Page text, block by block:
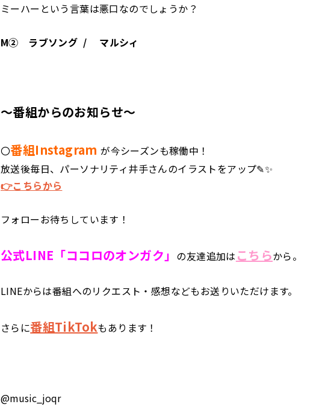
ミーハーという言葉は悪口なのでしょうか？
M② ラブソング / マルシィ
～番組からのお知らせ～
〇番組Instagramが今シーズンも稼働中！
放送後毎日、パーソナリティ井手さんのイラストをアップ✎✨
👉こちらから
フォローお待ちしています！
公式LINE「ココロのオンガク」 の友達追加は こちらから。
LINEからは番組へのリクエスト・感想などもお送りいただけます。
さらに番組TikTokもあります！
@music_joqr